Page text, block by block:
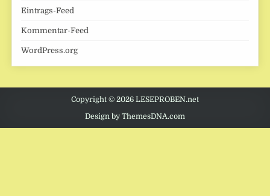
Eintrags-Feed
Kommentar-Feed
WordPress.org
Copyright © 2026 LESEPROBEN.net
Design by ThemesDNA.com